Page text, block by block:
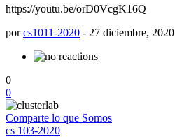
https://youtu.be/orD0VcgK16Q
porcs1011-2020 - 27 diciembre, 2020
0
0
Comparte lo que Somos
cs 103-2020